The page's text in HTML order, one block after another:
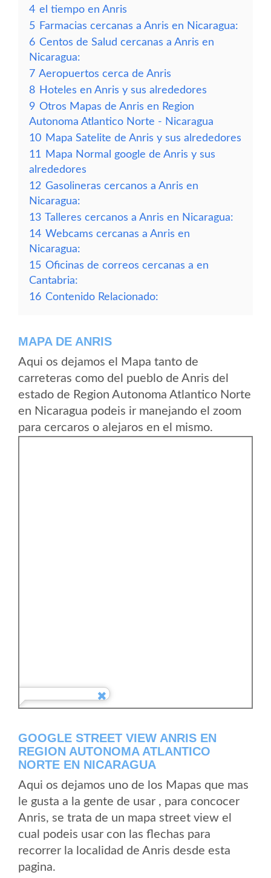
4 el tiempo en Anris
5 Farmacias cercanas a Anris en Nicaragua:
6 Centos de Salud cercanas a Anris en
Nicaragua:
7 Aeropuertos cerca de Anris
8 Hoteles en Anris y sus alrededores
9 Otros Mapas de Anris en Region
Autonoma Atlantico Norte - Nicaragua
10 Mapa Satelite de Anris y sus alrededores
11
Mapa Normal google de Anris y sus
alrededores
12 Gasolineras cercanos a Anris en
Nicaragua:
13 Talleres cercanos a Anris en Nicaragua:
14 Webcams cercanas a Anris en
Nicaragua:
15 Oficinas de correos cercanas a en
Cantabria:
16 Contenido Relacionado:
MAPA DE ANRIS
Aqui os dejamos el Mapa tanto de
carreteras como del pueblo de Anris del
estado de Region Autonoma Atlantico Norte
en Nicaragua podeis ir manejando el zoom
para cercaros o alejaros en el mismo.
GOOGLE STREET VIEW ANRIS EN
REGION AUTONOMA ATLANTICO
NORTE EN NICARAGUA
Aqui os dejamos uno de los Mapas que mas
le gusta a la gente de usar , para concocer
Anris, se trata de un mapa street view el
cual podeis usar con las flechas para
recorrer la localidad de Anris desde esta
pagina.